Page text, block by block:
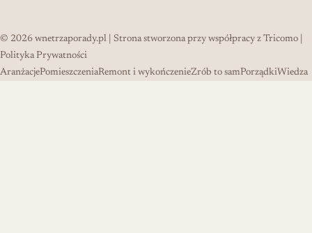
© 2026 wnetrzaporady.pl | Strona stworzona przy współpracy z Tricomo
Polityka Prywatności
AranżacjePomieszczeniaRemont i wykończenieZrób to samPorządkiWiedza